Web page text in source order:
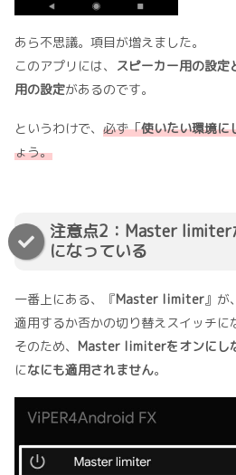
あら不思議。項目が増えました。
このアプリには、
スピーカー用の設
用の設定があるのです。
というわけで、 必ず「使いたい環境に
ょう。
注意点2：Master limiter
になっている
一番上にある、『Master limiter』が
適用するか否かの切り替えスイッチに
そのため、 Master limiterをオンにし
になにも適用されません。